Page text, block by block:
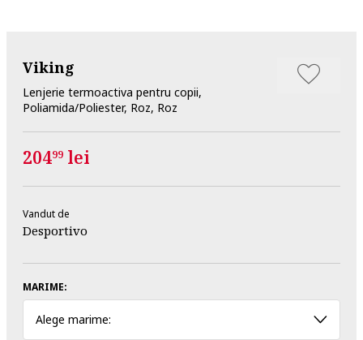
Viking
Lenjerie termoactiva pentru copii,
Poliamida/Poliester, Roz, Roz
20499 lei
Vandut de
Desportivo
MARIME:
Alege marime: